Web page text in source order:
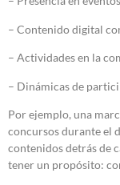
– Contenido digital
– Actividades en la
– Dinámicas de
Por ejemplo, una
concursos durante el
contenidos detrás de
tener un propósito: